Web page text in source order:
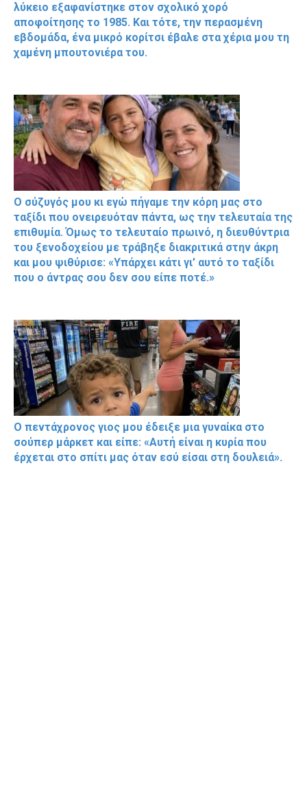
λύκειο εξαφανίστηκε στον σχολικό χορό
αποφοίτησης το 1985. Και τότε, την περασμένη
εβδομάδα, ένα μικρό κορίτσι έβαλε στα χέρια μου τη
χαμένη μπουτονιέρα του.
Ο σύζυγός μου κι εγώ πήγαμε την κόρη μας στο
ταξίδι που ονειρευόταν πάντα, ως την τελευταία της
επιθυμία. Όμως το τελευταίο πρωινό, η διευθύντρια
του ξενοδοχείου με τράβηξε διακριτικά στην άκρη
και μου ψιθύρισε: «Υπάρχει κάτι γι’ αυτό το ταξίδι
που ο άντρας σου δεν σου είπε ποτέ.»
Ο πεντάχρονος γιος μου έδειξε μια γυναίκα στο
σούπερ μάρκετ και είπε: «Αυτή είναι η κυρία που
έρχεται στο σπίτι μας όταν εσύ είσαι στη δουλειά».